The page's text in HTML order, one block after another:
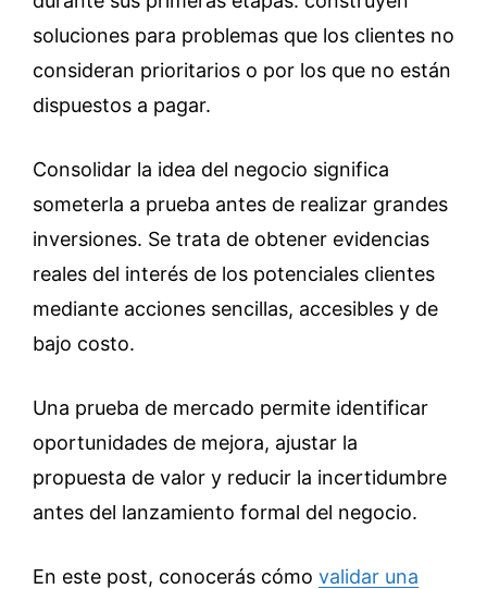
soluciones para problemas que los clientes no
consideran prioritarios o por los que no están
dispuestos a pagar.
Consolidar la idea del negocio significa
someterla a prueba antes de realizar grandes
inversiones. Se trata de obtener evidencias
reales del interés de los potenciales clientes
mediante acciones sencillas, accesibles y de
bajo costo.
Una prueba de mercado permite identificar
oportunidades de mejora, ajustar la
propuesta de valor y reducir la incertidumbre
antes del lanzamiento formal del negocio.
En este post, conocerás cómo validar una